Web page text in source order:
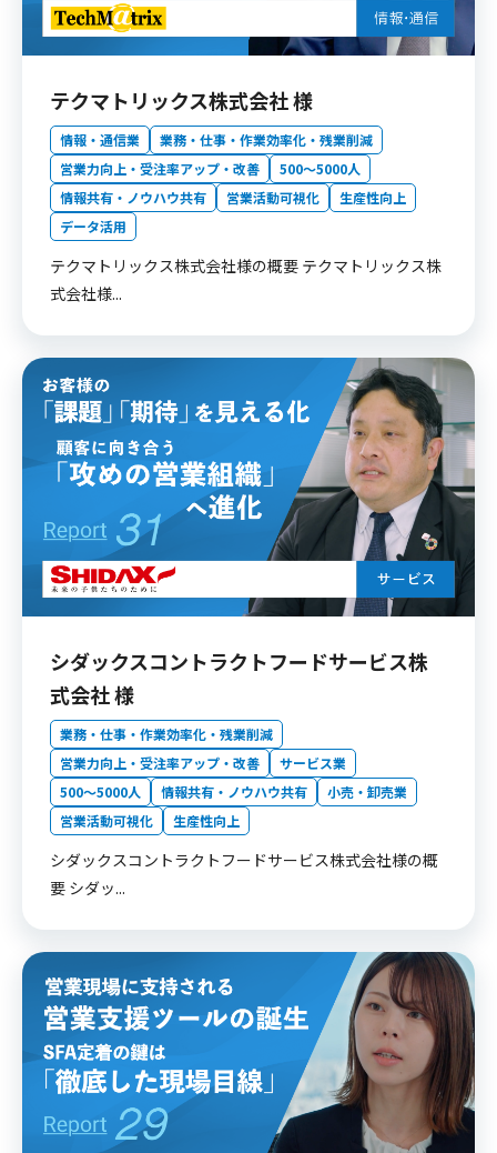
テクマトリックス株式会社 様
情報・通信業
業務・仕事・作業効率化・残業削減
営業力向上・受注率アップ・改善
500〜5000人
情報共有・ノウハウ共有
営業活動可視化
生産性向上
データ活用
テクマトリックス株式会社様の概要 テクマトリックス株
式会社様...
シダックスコントラクトフードサービス株
式会社 様
業務・仕事・作業効率化・残業削減
営業力向上・受注率アップ・改善
サービス業
500〜5000人
情報共有・ノウハウ共有
小売・卸売業
営業活動可視化
生産性向上
シダックスコントラクトフードサービス株式会社様の概
要 シダッ...